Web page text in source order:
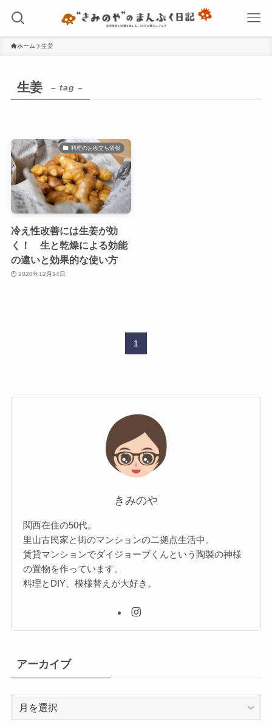
ホーム 生姜
生姜 – tag –
料理のお役立ち情報
冷え性改善には生姜が効
く！ 生と乾燥による効能
の違いと効果的な使い方
2020年12月14日
1
きみのや
関西在住の50代。
里山古民家と街のマンションの二拠点生活中。
賃貸マンションでダイジョーブくんという陶製の神様
の置物を作っています。
料理とDIY、模様替えが大好き。
アーカイブ